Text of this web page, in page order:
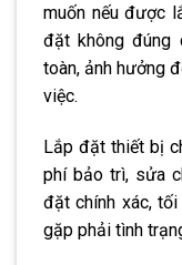
muốn nếu được
đặt không đúng
toàn, ảnh hưởng
việc.
Lắp đặt thiết bị
phí bảo trì, sửa
đặt chính xác,
gặp phải tình